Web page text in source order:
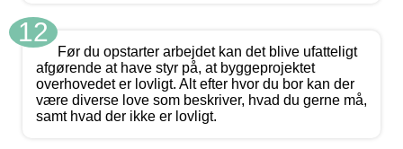
12
Før du opstarter arbejdet kan det blive ufatteligt
afgørende at have styr på, at byggeprojektet
overhovedet er lovligt. Alt efter hvor du bor kan der
være diverse love som beskriver, hvad du gerne må,
samt hvad der ikke er lovligt.